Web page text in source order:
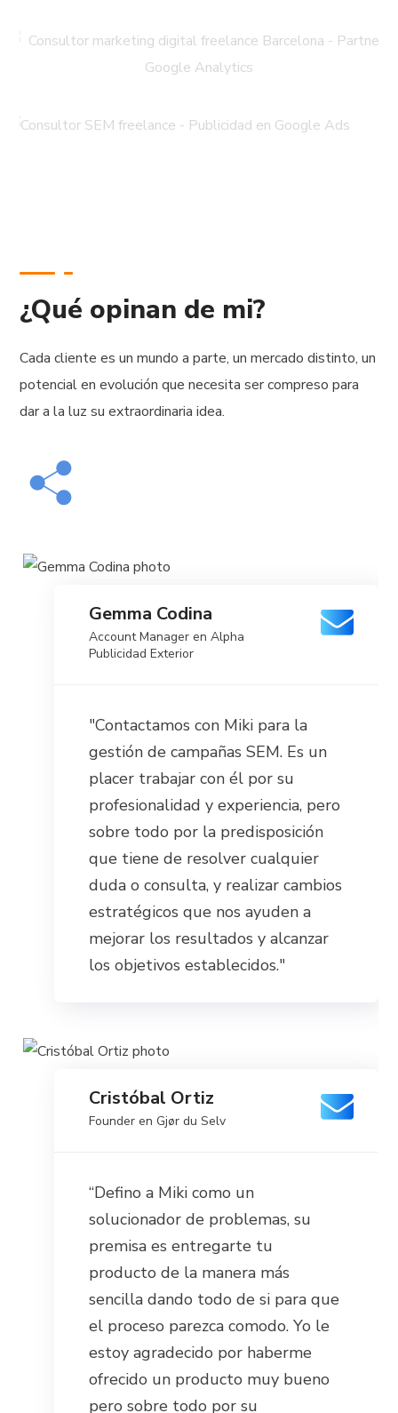
¿Qué opinan de mi?
Cada cliente es un mundo a parte, un mercado distinto, un
potencial en evolución que necesita ser compreso para
dar a la luz su extraordinaria idea.
Gemma Codina
Account Manager en Alpha
Publicidad Exterior
"Contactamos con Miki para la
gestión de campañas SEM. Es un
placer trabajar con él por su
profesionalidad y experiencia, pero
sobre todo por la predisposición
que tiene de resolver cualquier
duda o consulta, y realizar cambios
estratégicos que nos ayuden a
mejorar los resultados y alcanzar
los objetivos establecidos."
Cristóbal Ortiz
Founder en Gjør du Selv
“Defino a Miki como un
solucionador de problemas, su
premisa es entregarte tu
producto de la manera más
sencilla dando todo de si para que
el proceso parezca comodo. Yo le
estoy agradecido por haberme
ofrecido un producto muy bueno
pero sobre todo por su